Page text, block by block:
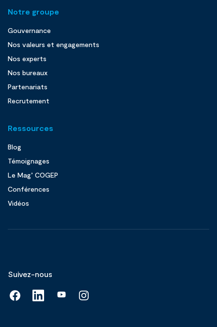
Notre groupe
Gouvernance
Nos valeurs et engagements
Nos experts
Nos bureaux
Partenariats
Recrutement
Ressources
Blog
Témoignages
Le Mag’ COGEP
Conférences
Vidéos
Suivez-nous